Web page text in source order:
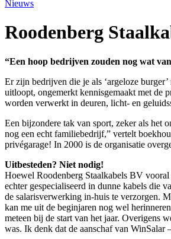
Nieuws
Roodenberg
“Een hoop bedrijven zouden nog wat
Er zijn bedrijven die je als ‘argeloze
uitloopt, ongemerkt kennisgemaakt met de
worden verwerkt in deuren, licht- en
Een bijzondere tak van sport, zeker als het
nog een echt familiebedrijf,” vertelt
privégarage! In 2000 is de organisatie
Uitbesteden? Niet nodig!
Hoewel Roodenberg Staalkabels BV
echter gespecialiseerd in dunne kabels die
de salarisverwerking in-huis te verzorgen.
kan me uit de beginjaren nog wel
meteen bij de start van het jaar. Overigens
was. Ik denk dat de aanschaf van WinSalar